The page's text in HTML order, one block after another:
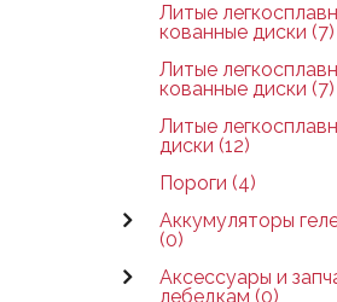
Литые
кованные диски (7)
Литые
кованные диски (7)
Литые
диски (12)
Пороги (4)
Аккумуляторы
(0)
Аксессуары и
лебедкам (0)